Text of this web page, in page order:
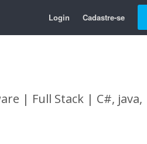
Login Cadastre-se
| Full Stack | C#, java,